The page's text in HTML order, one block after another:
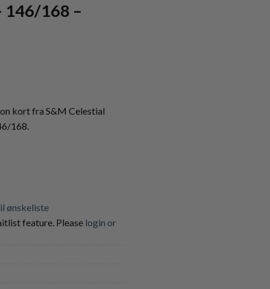
146/168 –
kort fra S&M Celestial
168.
ønskeliste
feature. Please login or